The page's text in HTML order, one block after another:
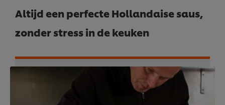
Altijd een perfecte Hollandaise saus,
zonder stress in de keuken